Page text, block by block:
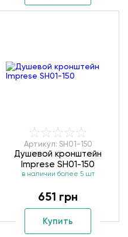
Артикул: SH01-150
Душевой кронштейн
Imprese SH01-150
в наличии более 5 шт
651 грн
Купить